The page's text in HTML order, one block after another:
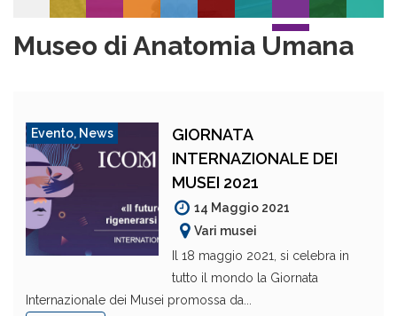
Museo di Anatomia Umana
Evento, News
GIORNATA
INTERNAZIONALE DEI
MUSEI 2021
14 Maggio 2021
Vari musei
Il 18 maggio 2021, si celebra in
tutto il mondo la Giornata
Internazionale dei Musei promossa da...